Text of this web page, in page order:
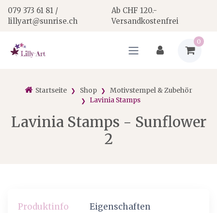
079 373 61 81 /
lillyart@sunrise.ch
Ab CHF 120.-
Versandkostenfrei
0
Startseite Shop
Motivstempel & Zubehör
Lavinia Stamps
Lavinia Stamps - Sunflower
2
Produktinfo Eigenschaften